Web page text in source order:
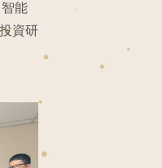
能
資研